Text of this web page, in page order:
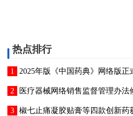
热点排行
2025年版《中国药典》网络版正
医疗器械网络销售监督管理办
椒七止痛凝胶贴膏等四款创新药